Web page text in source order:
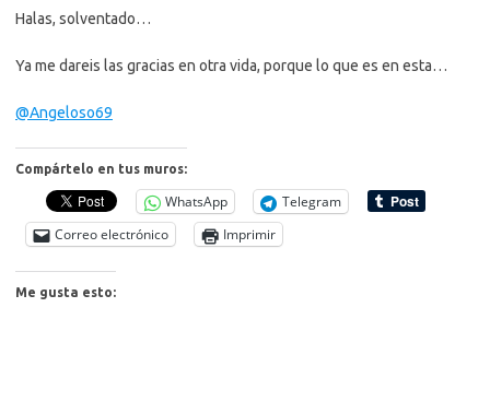
Halas, solventado…
Ya me dareis las gracias en otra vida, porque lo que es en esta…
@Angeloso69
Compártelo en tus muros:
WhatsApp
Telegram
Correo electrónico
Imprimir
Me gusta esto: